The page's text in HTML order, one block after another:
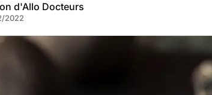
d'Allo Docteurs
2022